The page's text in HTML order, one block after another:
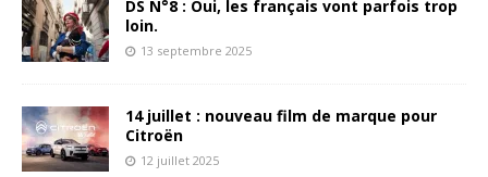
DS N°8 : Oui, les français vont parfois trop
loin.
13 septembre 2025
14 juillet : nouveau film de marque pour
Citroën
12 juillet 2025